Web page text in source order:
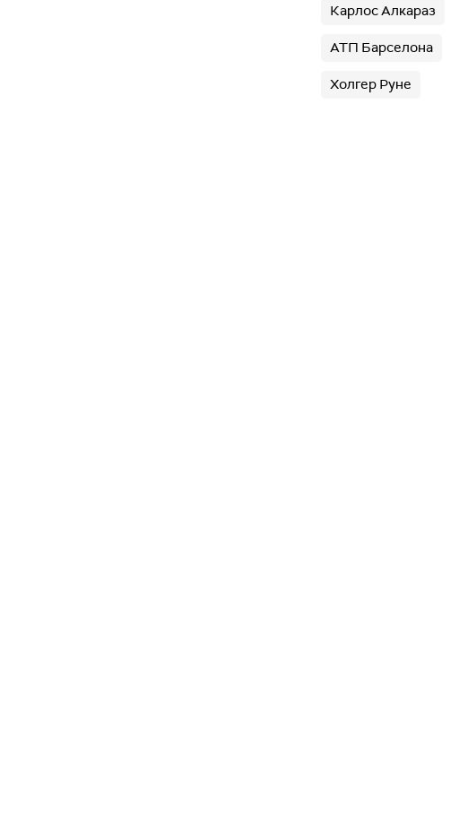
Карлос Алкараз
АТП Барселона
Холгер Руне